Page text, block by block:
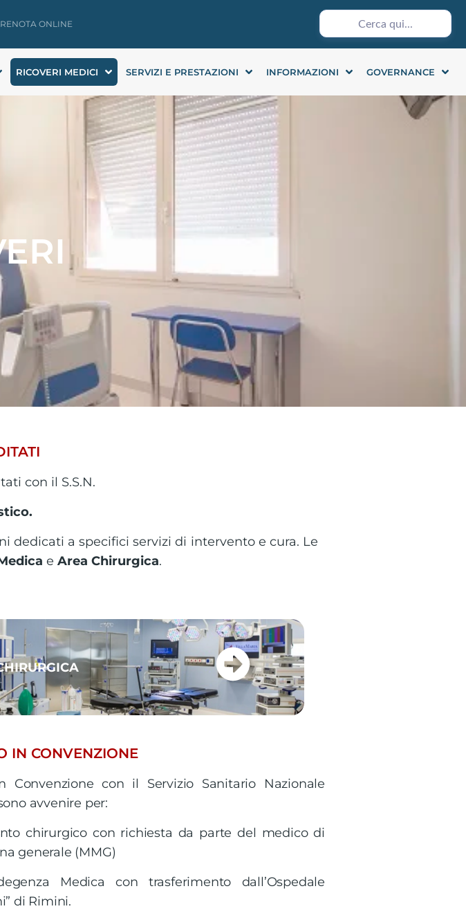
ONLINE
RICOVERI MEDICI SERVIZI E PRESTAZIONI INFORMAZIONI GOVERNANCE
con il S.S.N.
dedicati a specifici servizi di intervento e cura. Le
e Area Chirurgica.
IN CONVENZIONE
Convenzione con il Servizio Sanitario Nazionale
avvenire per:
chirurgico con richiesta da parte del medico di
generale (MMG)
Medica con trasferimento dall’Ospedale
di Rimini.